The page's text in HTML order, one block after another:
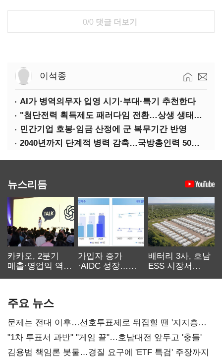
0/0 댓글 더보기
이석종
AI가 병역의무자 입영 시기·부대·특기 추천한다
"첨단전력 획득제도 패러다임 전환…상생 생태계 조성해 대체불가 K-방산 도약"
민간기업 호봉·임금 산정에 군 복무기간 반영
2040년까지 단계적 병력 감축…국방총인력 50만 목표 2차 국방개혁 착수
뉴스리듬
카카오, 2분기
매출·영업익 역대
가입자 증가
·AIDC 성장…
배터리 3사, 호남
ESS 시장서
주요 뉴스
문제는 전대 이후…선호투표제로 뒤집힐 땐 '지지층
불복'
"1차 투표서 과반" "게임 끝"…호남대전 앞두고 '충돌'
김용범 책임론 봇물…경질 요구에 'ETF 특검' 주장까지